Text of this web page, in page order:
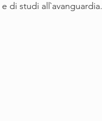
di studi all`avanguardia.